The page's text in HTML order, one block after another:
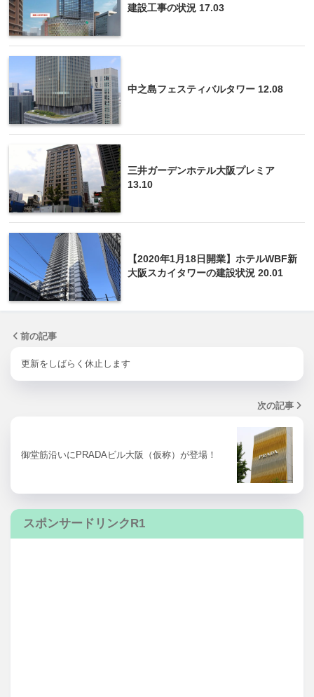
建設工事の状況 17.03
中之島フェスティバルタワー 12.08
三井ガーデンホテル大阪プレミア
13.10
【2020年1月18日開業】ホテルWBF新
大阪スカイタワーの建設状況 20.01
前の記事
更新をしばらく休止します
次の記事
御堂筋沿いにPRADAビル大阪（仮称）が登場！
スポンサードリンクR1